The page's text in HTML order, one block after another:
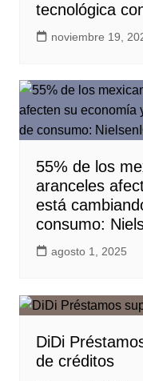
tecnológica
noviembre 19,
55% de los
aranceles
está
consumo:
agosto 1, 2025
DiDi
de créditos